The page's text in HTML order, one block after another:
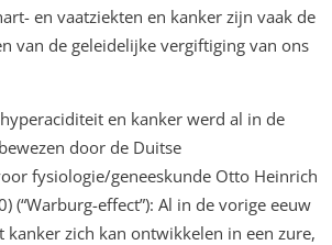
en vaatziekten en kanker zijn vaak de
van de geleidelijke vergiftiging van ons
en kanker werd al in de
door de Duitse
fysiologie/geneeskunde Otto Heinrich
(“Warburg-effect”): Al in de vorige eeuw
kanker zich kan ontwikkelen in een zure,